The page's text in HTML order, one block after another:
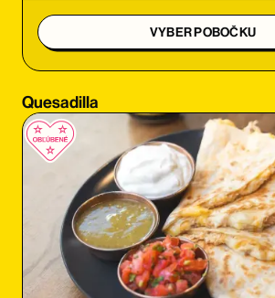
OBJEDNAŤ
OBJEDNAŤ
OBJEDNAŤ
OBJEDNAŤ
OBJEDNAŤ
VYBER POBOČKU
Quesadilla